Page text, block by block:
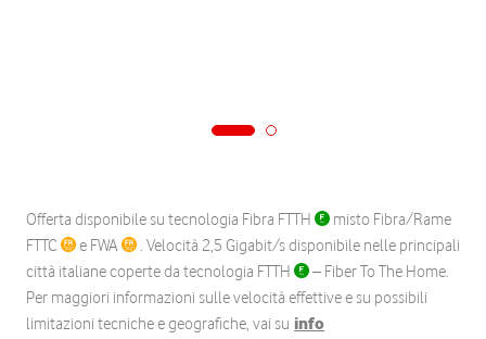
Offerta disponibile su tecnologia Fibra FTTH
misto Fibra/Rame
FTTC
e FWA
. Velocità 2,5 Gigabit/s disponibile nelle principali
città italiane coperte da tecnologia FTTH
– Fiber To The Home.
Per maggiori informazioni sulle velocità effettive e su possibili
limitazioni tecniche e geografiche, vai su info